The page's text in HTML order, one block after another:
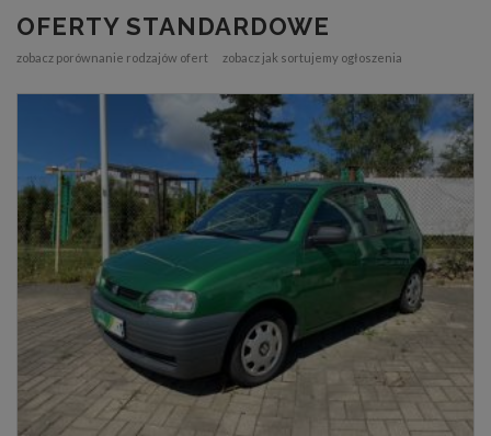
OFERTY STANDARDOWE
zobacz porównanie rodzajów ofert zobacz jak sortujemy ogłoszenia